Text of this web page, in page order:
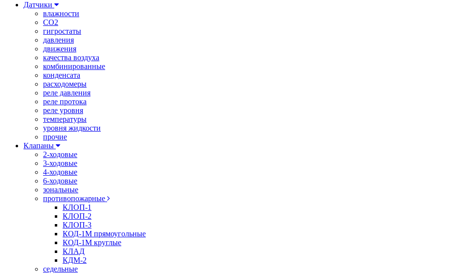
Датчики
влажности
CO2
гигростаты
давления
движения
качества воздуха
комбинированные
конденсата
расходомеры
реле давления
реле протока
реле уровня
температуры
уровня жидкости
прочие
Клапаны
2-ходовые
3-ходовые
4-ходовые
6-ходовые
зональные
противопожарные
КЛОП-1
КЛОП-2
КЛОП-3
КОД-1М прямоугольные
КОД-1М круглые
КЛАД
КДМ-2
седельные